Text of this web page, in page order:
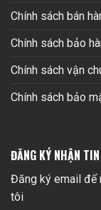
Chính sách bán
Chính sách bảo
Chính sách vận
Chính sách bảo
ĐĂNG KÝ NHẬN TIN
Đăng ký email để
tôi